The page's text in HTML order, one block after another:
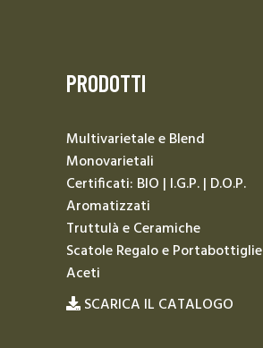
PRODOTTI
Multivarietale e Blend
Monovarietali
Certificati: BIO | I.G.P. | D.O.P.
Aromatizzati
Truttulà e Ceramiche
Scatole Regalo e Portabottiglie
Aceti
SCARICA IL CATALOGO